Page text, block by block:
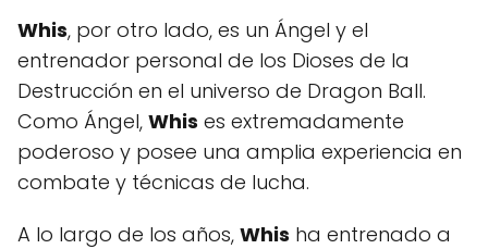
Whis, por otro lado, es un Ángel y el
entrenador personal de los Dioses de la
Destrucción en el universo de Dragon Ball.
Como Ángel, Whis es extremadamente
poderoso y posee una amplia experiencia en
combate y técnicas de lucha.
A lo largo de los años, Whis ha entrenado a